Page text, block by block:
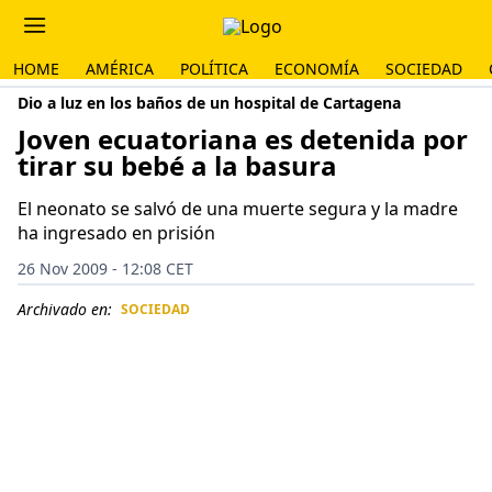
HOME AMÉRICA POLÍTICA ECONOMÍA SOCIEDAD
Dio a luz en los baños de un hospital de Cartagena
Joven ecuatoriana es detenida por
tirar su bebé a la basura
El neonato se salvó de una muerte segura y la madre
ha ingresado en prisión
26 Nov 2009 - 12:08 CET
Archivado en: SOCIEDAD